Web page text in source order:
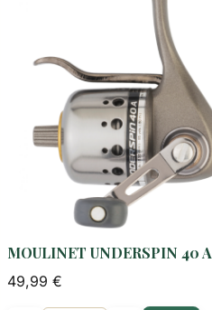
Aperçu rapide
MOULINET UNDERSPIN 40 A
49,99 €